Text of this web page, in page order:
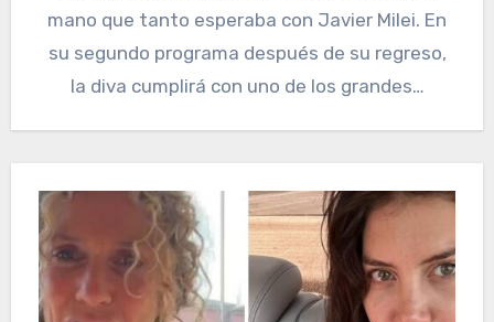
mano que tanto esperaba con Javier Milei. En
su segundo programa después de su regreso,
la diva cumplirá con uno de los grandes…